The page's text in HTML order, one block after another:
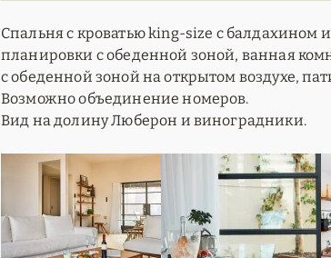
Спальня с кроватью king-size с балдахином
планировки с обеденной зоной, ванная
с обеденной зоной на открытом воздухе,
Возможно объединение номеров.
Вид на долину Люберон и виноградники.